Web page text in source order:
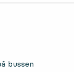
bussen